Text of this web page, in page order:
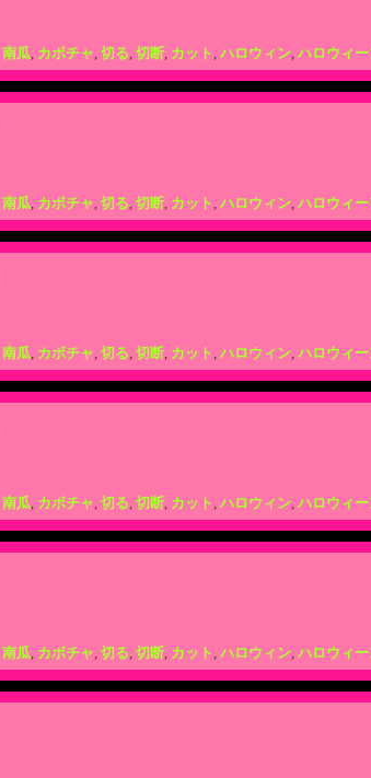
南瓜, カボチャ, 切る, 切断, カット, ハロウィン, ハロウィ
南瓜, カボチャ, 切る, 切断, カット, ハロウィン, ハロウィ
南瓜, カボチャ, 切る, 切断, カット, ハロウィン, ハロウィ
南瓜, カボチャ, 切る, 切断, カット, ハロウィン, ハロウィ
南瓜, カボチャ, 切る, 切断, カット, ハロウィン, ハロウィ